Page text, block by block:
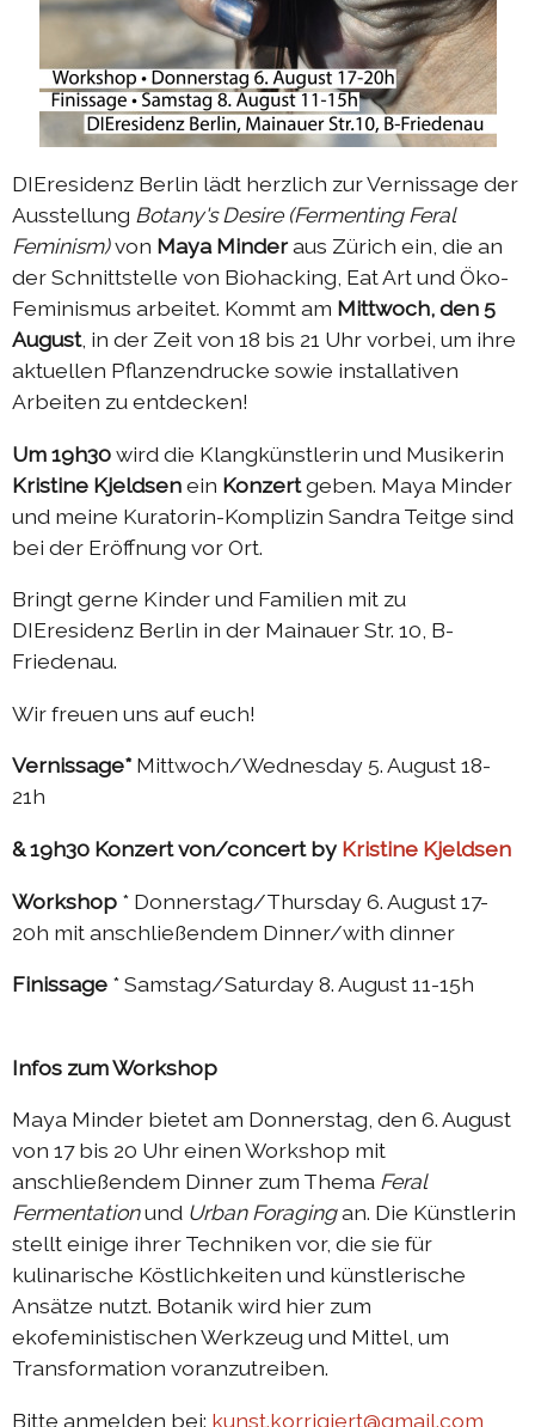
DIEresidenz EXTRA-Lecture-performance 2024
Austausch Berlin-Die 2023
Austausch Die-Berlin 2023
Sommerprogramm 2023
DIEresidenz EXTRA-Performance 2023
DIEresidenz EXTRA-Theater 2023
DIEresidenz hors les murs
Austausch Berlin-Die 2022
Austausch Die-Berlin 2022
Sommerprogramm 2022
DIEresidenzEXTRA 2022
Austausch Berlin-Die 2021
Austausch Die-Berlin 2021
Sommerprogramm 2021
DIEresidenzEXTRA 2021
Austausch Die-Berlin 2020
Sommerprogramm 2020
Austausch Die-Berlin 2019
Sommerprogramm 2019
komplizen & links
DIEprojekte
DIEresidenz Berlin
DIEresidenz Berlin lädt herzlich zur Vernissage der
Ausstellung Botany's Desire (Fermenting Feral
Feminism)von Maya Minderaus Zürich ein, die an
der Schnittstelle von Biohacking, Eat Art und Öko-
Feminismus arbeitet. Kommt am Mittwoch, den 5
August, in der Zeit von 18 bis 21 Uhr vorbei, um ihre
aktuellen Pflanzendrucke sowie installativen
Arbeiten zu entdecken!
Um 19h30wird die Klangkünstlerin und Musikerin
Kristine Kjeldsenein Konzertgeben. Maya Minder
und meine Kuratorin-Komplizin Sandra Teitge sind
bei der Eröffnung vor Ort.
Bringt gerne Kinder und Familien mit zu
DIEresidenz Berlin in der Mainauer Str. 10, B-
Friedenau.
Wir freuen uns auf euch!
Vernissage* Mittwoch/Wednesday 5. August 18-
21h
& 19h30 Konzert von/concert by Kristine Kjeldsen
Workshop * Donnerstag/Thursday 6. August 17-
20h mit anschließendem Dinner/with dinner
Finissage * Samstag/Saturday 8. August 11-15h
Infos zum Workshop
Maya Minder bietet am Donnerstag, den 6. August
von 17 bis 20 Uhr einen Workshop mit
anschließendem Dinner zum Thema Feral
Fermentationund Urban Foragingan. Die Künstlerin
stellt einige ihrer Techniken vor, die sie für
kulinarische Köstlichkeiten und künstlerische
Ansätze nutzt. Botanik wird hier zum
ekofeministischen Werkzeug und Mittel, um
Transformation voranzutreiben.
Bitte anmelden bei: kunst.korrigiert@gmail.com